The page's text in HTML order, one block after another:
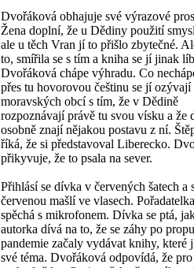
Dvořáková obhajuje své výrazové
Žena doplní, že u Dědiny použití
ale u těch Vran jí to přišlo zbytečné.
to, smířila se s tím a kniha se jí jinak
Dvořáková chápe výhradu. Co
přes tu hovorovou češtinu se jí ozývají
moravských obcí s tím, že v Dědině
rozpoznávají právě tu svou vísku a že
osobně znají nějakou postavu z ní.
říká, že si představoval Liberecko.
přikyvuje, že to psala na sever.
Přihlásí se dívka v červených šatech a
červenou mašlí ve vlasech.
spěchá s mikrofonem. Dívka se ptá,
autorka dívá na to, že se záhy po
pandemie začaly vydávat knihy, které
své téma. Dvořáková odpovídá, že